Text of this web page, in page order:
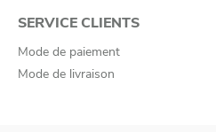
SERVICE CLIENTS
Mode de paiement
Mode de livraison